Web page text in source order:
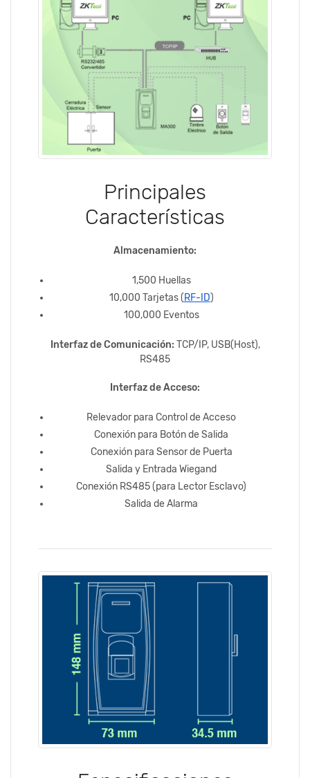
Principales
Características
Almacenamiento:
1,500 Huellas
10,000 Tarjetas (RF-ID)
100,000 Eventos
Interfaz de Comunicación: TCP/IP, USB(Host),
RS485
Interfaz de Acceso:
Relevador para Control de Acceso
Conexión para Botón de Salida
Conexión para Sensor de Puerta
Salida y Entrada Wiegand
Conexión RS485 (para Lector Esclavo)
Salida de Alarma